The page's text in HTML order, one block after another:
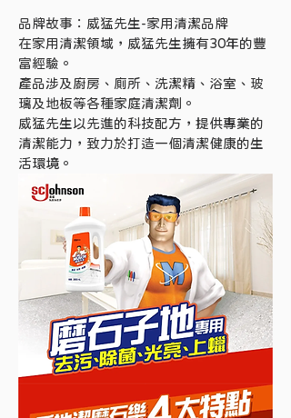
品牌故事：威猛先生-家用清潔品牌
在家用清潔領域，威猛先生擁有30年的豐
富經驗。
產品涉及廚房、廁所、洗潔精、浴室、玻
璃及地板等各種家庭清潔劑。
威猛先生以先進的科技配方，提供專業的
清潔能力，致力於打造一個清潔健康的生
活環境。